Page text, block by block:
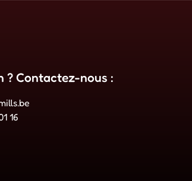
? Contactez-nous :
16